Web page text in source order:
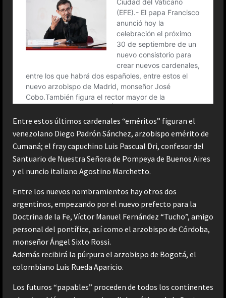
Entre estos últimos cardenales “eméritos” figuran el
venezolano Diego Padrón Sánchez, arzobispo emérito de
Cumaná; el fray capuchino Luis Pascual Dri, confesor del
Santuario de Nuestra Señora de Pompeya de Buenos Aires
y el nuncio italiano Agostino Marchetto.
Entre los nuevos nombramientos hay otros dos
argentinos, empezando por el nuevo prefecto para la
Doctrina de la Fe, Víctor Manuel Fernández “Tucho”, amigo
personal del pontífice, así como el arzobispo de Córdoba,
monseñor Ángel Sixto Rossi.
Además recibirá la púrpura el arzobispo de Bogotá, el
colombiano Luis Rueda Aparicio.
Los futuros “papables” proceden de todos los continentes